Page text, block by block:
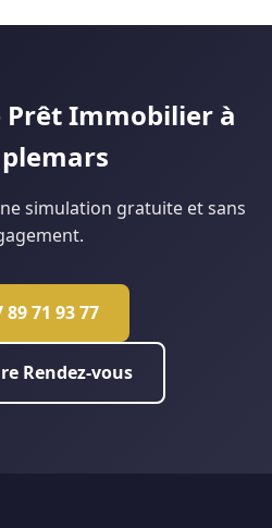
Prêt Immobilier à
simulation gratuite et sans
89 71 93 77
Rendez-vous